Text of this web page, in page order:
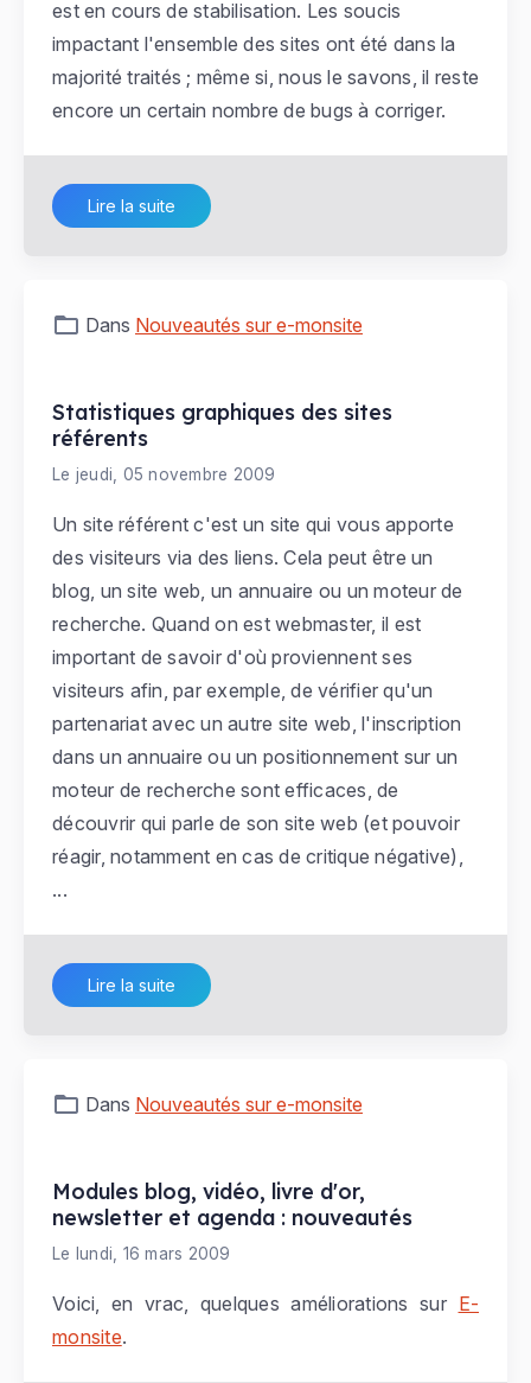
est en cours de stabilisation. Les soucis
impactant l'ensemble des sites ont été dans la
majorité traités ; même si, nous le savons, il reste
encore un certain nombre de bugs à corriger.
Lire la suite
Dans Nouveautés sur e-monsite
Statistiques graphiques des sites
référents
Le jeudi, 05 novembre 2009
Un site référent c'est un site qui vous apporte
des visiteurs via des liens. Cela peut être un
blog, un site web, un annuaire ou un moteur de
recherche. Quand on est webmaster, il est
important de savoir d'où proviennent ses
visiteurs afin, par exemple, de vérifier qu'un
partenariat avec un autre site web, l'inscription
dans un annuaire ou un positionnement sur un
moteur de recherche sont efficaces, de
découvrir qui parle de son site web (et pouvoir
réagir, notamment en cas de critique négative),
...
Lire la suite
Dans Nouveautés sur e-monsite
Modules blog, vidéo, livre d'or,
newsletter et agenda : nouveautés
Le lundi, 16 mars 2009
Voici, en vrac, quelques améliorations sur E-
monsite.